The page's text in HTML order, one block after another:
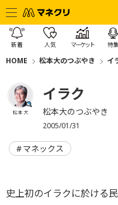
新着 人気 マーケット 特
HOME 松本大のつぶやき イ
松本 大
イラク
松本大のつぶやき
2005/01/31
マネックス
史上初のイラクに於ける